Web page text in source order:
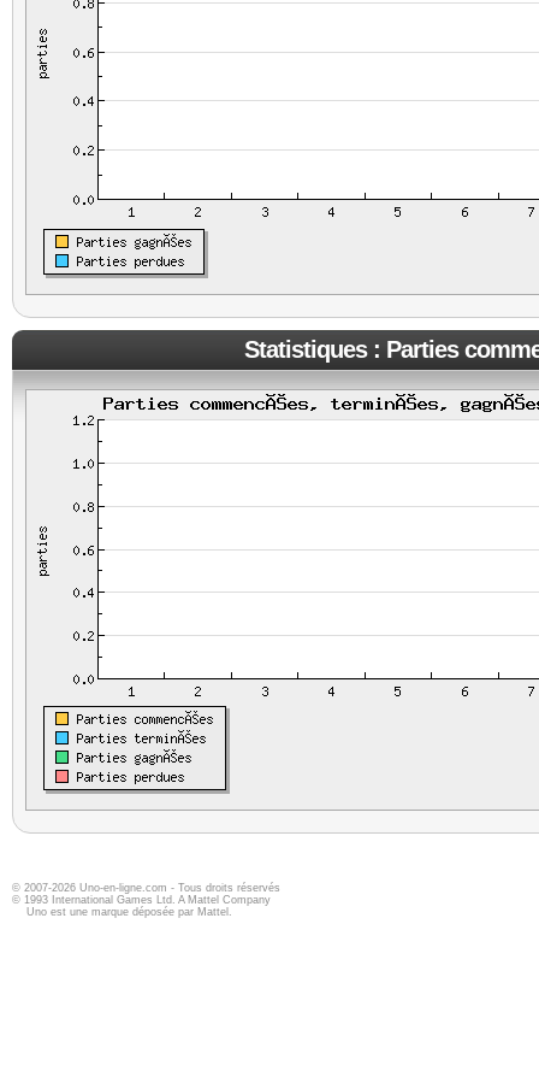
Statistiques : Parties
© 2007-2026 Uno-en-ligne.com - Tous droits réservés
© 1993 International Games Ltd. A Mattel Company
Uno est une marque déposée par Mattel.